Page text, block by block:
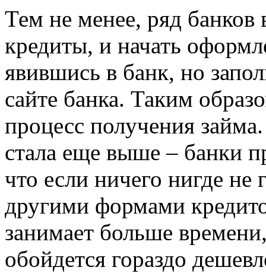
Тем не менее, ряд банков
кредиты, и начать
явившись в банк, но
сайте банка. Таким
процесс получения
стала еще выше – банки
что если ничего нигде не
другими формами
занимает больше
обойдется гораздо